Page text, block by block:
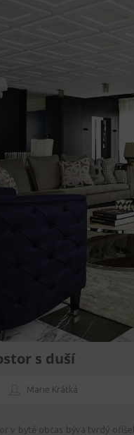
s duší
Marie Krátká
v bytě občas bývá tvrdý